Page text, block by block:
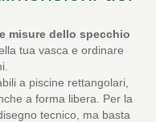
misure dello specchio
tua vasca e ordinare
a piscine rettangolari,
a forma libera. Per la
tecnico, ma basta